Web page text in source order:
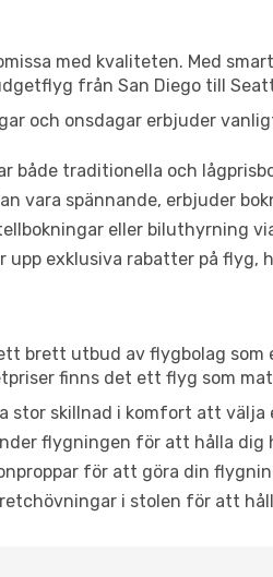
med kvaliteten. Med
från San Diego till
och onsdagar erbjuder
både traditionella och
vara spännande, erbjuder
eller biluthyrning
upp exklusiva rabatter på
brett utbud av flygbolag
finns det ett flyg som
stor skillnad i komfort att
flygningen för att hålla dig
för att göra din
i stolen för att